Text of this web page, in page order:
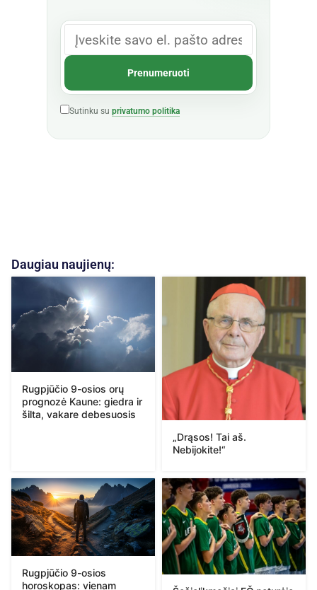
Sutinku su privatumo politika
Daugiau naujienų:
Rugpjūčio 9-osios orų
prognozė Kaune: giedra ir
šilta, vakare debesuosis
„Drąsos! Tai aš.
Nebijokite!“
Rugpjūčio 9-osios
horoskopas: vienam